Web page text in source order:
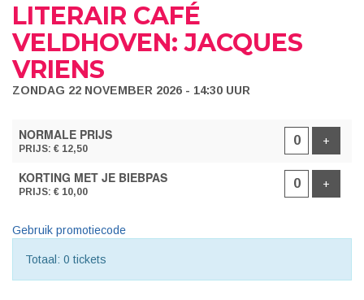
LITERAIR CAFÉ
VELDHOVEN: JACQUES
VRIENS
ZONDAG 22 NOVEMBER 2026 - 14:30 UUR
NORMALE PRIJS
PRIJS: € 12,50
+
KORTING MET JE BIEBPAS
PRIJS: € 10,00
+
Gebruik promotiecode
Totaal: 0 tickets